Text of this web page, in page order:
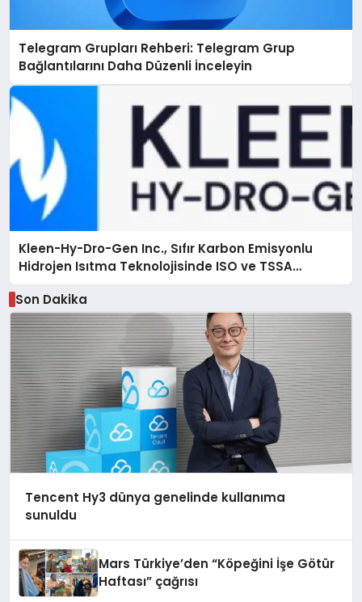
Telegram Grupları Rehberi: Telegram Grup
Bağlantılarını Daha Düzenli İnceleyin
Kleen-Hy-Dro-Gen Inc., Sıfır Karbon Emisyonlu
Hidrojen Isıtma Teknolojisinde ISO ve TSSA
Düzenleyici Onaylarını Aldı
Son Dakika
Tencent Hy3 dünya genelinde kullanıma
sunuldu
Mars Türkiye’den “Köpeğini İşe Götür
Haftası” çağrısı